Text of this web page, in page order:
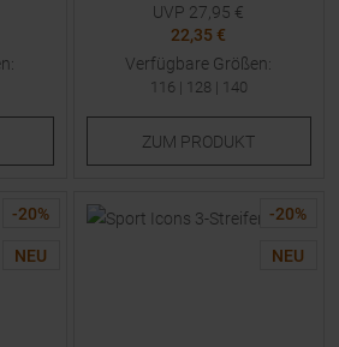
UVP 27,95 €
22,35 €
Verfügbare Größen:
116 | 128 | 140
ZUM PRODUKT
-20%
NEU
-20%
NEU